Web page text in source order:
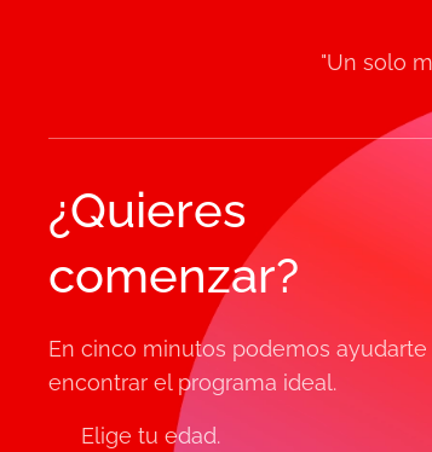
"Un solo
¿Quieres
comenzar?
En cinco minutos podemos ayudarte
encontrar el programa ideal.
✔ Elige tu edad.